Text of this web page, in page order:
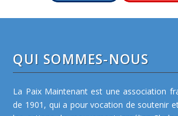
QUI SOMMES-NOUS
La Paix Maintenant est une association
de 1901, qui a pour vocation de soutenir